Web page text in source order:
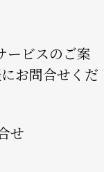
ービスのご案
お問合せくだ
せ